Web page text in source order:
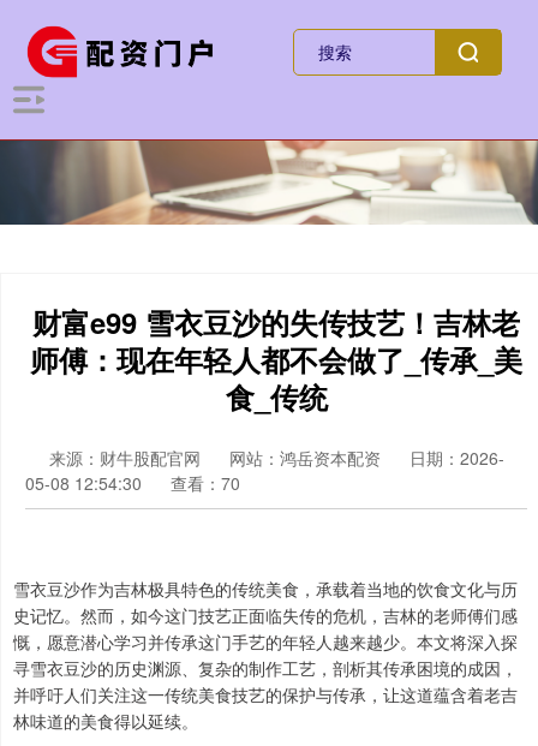
财富e99 雪衣豆沙的失传技艺！吉林老
师傅：现在年轻人都不会做了_传承_美
食_传统
来源：财牛股配官网 网站：鸿岳资本配资
日期：2026-
05-08 12:54:30
查看：70
雪衣豆沙作为吉林极具特色的传统美食，承载着当地的饮食文化与历
史记忆。然而，如今这门技艺正面临失传的危机，吉林的老师傅们感
慨，愿意潜心学习并传承这门手艺的年轻人越来越少。本文将深入探
寻雪衣豆沙的历史渊源、复杂的制作工艺，剖析其传承困境的成因，
并呼吁人们关注这一传统美食技艺的保护与传承，让这道蕴含着老吉
林味道的美食得以延续。